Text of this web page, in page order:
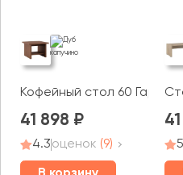
Кофейный стол 60
41 898
4.3оценок (9)